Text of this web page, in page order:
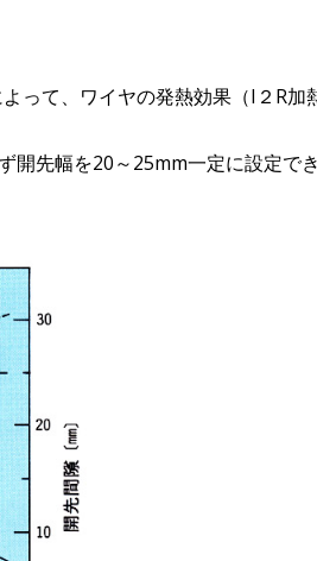
って、ワイヤの発熱効果（I２R加
開先幅を20～25mm一定に設定で